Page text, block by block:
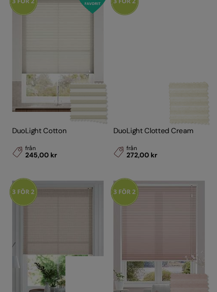
DuoLight Cotton
från
245,00 kr
DuoLight Clotted Cream
från
272,00 kr